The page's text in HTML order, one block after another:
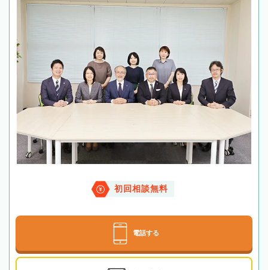
初回相談無料
電話する